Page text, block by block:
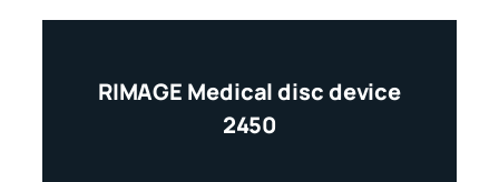
RIMAGE Medical disc device
2450